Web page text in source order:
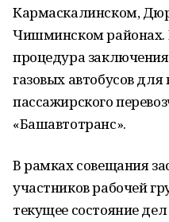
Кармаскалинском,
Чишминском районах.
процедура
газовых автобусов
пассажирского
«Башавтотранс».
В рамках совещания
участников рабочей
текущее состояние